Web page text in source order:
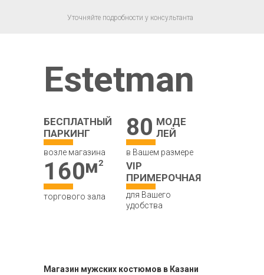
Уточняйте подробности у консультанта
Estetman
БЕСПЛАТНЫЙ
ПАРКИНГ
возле магазина
80 МОДЕ
ЛЕЙ
в Вашем размере
160
торгового зала
VIP
ПРИМЕРОЧНАЯ
для Вашего
удобства
Магазин мужских костюмов в Казани